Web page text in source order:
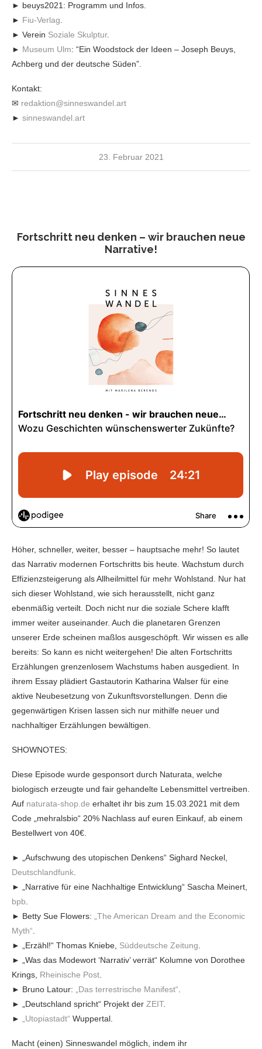
► beuys2021: Programm und Infos.
► Fiu-Verlag
► Verein Soziale Skulptur.
► Museum Ulm: “Ein Woodstock der Ideen – Joseph Beuys,
Achberg und der deutsche Süden”.
Kontakt:
✉ redaktion@sinneswandel.art
► sinneswandel.art
23. Februar 2021
Fortschritt neu denken – wir brauchen neue
Narrative!
Höher, schneller, weiter, besser – hauptsache mehr! So lautet
das Narrativ modernen Fortschritts bis heute. Wachstum durch
Effizienzsteigerung als Allheilmittel für mehr Wohlstand. Nur hat
sich dieser Wohlstand, wie sich herausstellt, nicht ganz
ebenmäßig verteilt. Doch nicht nur die soziale Schere klafft
immer weiter auseinander. Auch die planetaren Grenzen
unserer Erde scheinen maßlos ausgeschöpft. Wir wissen es alle
bereits: So kann es nicht weitergehen! Die alten Fortschritts
Erzählungen grenzenlosem Wachstums haben ausgedient. In
ihrem Essay plädiert Gastautorin Katharina Walser für eine
aktive Neubesetzung von Zukunftsvorstellungen. Denn die
gegenwärtigen Krisen lassen sich nur mithilfe neuer und
nachhaltiger Erzählungen bewältigen.
SHOWNOTES:
Diese Episode wurde gesponsort durch Naturata, welche
biologisch erzeugte und fair gehandelte Lebensmittel vertreiben.
Auf naturata-shop.de erhaltet ihr bis zum 15.03.2021 mit dem
Code „mehralsbio“ 20% Nachlass auf euren Einkauf, ab einem
Bestellwert von 40€.
► „Aufschwung des utopischen Denkens“ Sighard Neckel,
Deutschlandfunk
► „Narrative für eine Nachhaltige Entwicklung“ Sascha Meinert,
bpb
► Betty Sue Flowers:
„The American Dream and the Economic
Myth“
► „Erzähl!“ Thomas Kniebe, Süddeutsche Zeitung
► „Was das Modewort ‘Narrativ’ verrät“ Kolumne von Dorothee
Krings, Rheinische Post
► Bruno Latour:
„Das terrestrische Manifest“
► „Deutschland spricht“ Projekt der ZEIT.
►
„Utopiastadt“ Wuppertal.
Macht (einen) Sinneswandel möglich, indem ihr